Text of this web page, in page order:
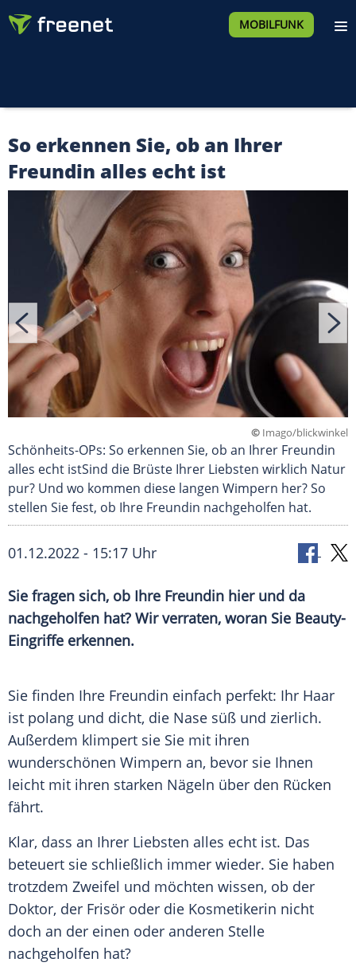
MOBILFUNK
So erkennen Sie, ob an Ihrer
Freundin alles echt ist
© Imago/blickwinkel
Schönheits-OPs: So erkennen Sie, ob an Ihrer Freundin
alles echt istSind die Brüste Ihrer Liebsten wirklich Natur
pur? Und wo kommen diese langen Wimpern her? So
stellen Sie fest, ob Ihre Freundin nachgeholfen hat.
01.12.2022 - 15:17 Uhr
Sie fragen sich, ob Ihre Freundin hier und da
nachgeholfen hat? Wir verraten, woran Sie Beauty-
Eingriffe erkennen.
Sie finden Ihre Freundin einfach perfekt: Ihr Haar
ist polang und dicht, die Nase süß und zierlich.
Außerdem klimpert sie Sie mit ihren
wunderschönen Wimpern an, bevor sie Ihnen
leicht mit ihren starken Nägeln über den Rücken
fährt.
Klar, dass an Ihrer Liebsten alles echt ist. Das
beteuert sie schließlich immer wieder. Sie haben
trotzdem Zweifel und möchten wissen, ob der
Doktor, der Frisör oder die Kosmetikerin nicht
doch an der einen oder anderen Stelle
nachgeholfen hat?